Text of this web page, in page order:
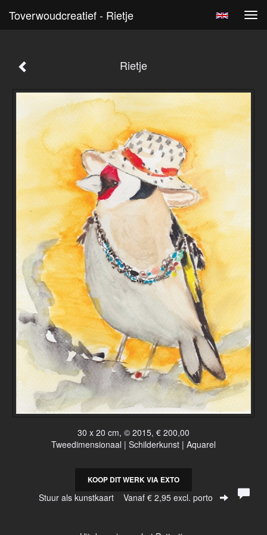
Toverwoudcreatief - Rietje
Rietje
30 x 20 cm, © 2015, € 200,00
Tweedimensionaal | Schilderkunst | Aquarel
KOOP DIT WERK VIA EXTO
Stuur als kunstkaart Vanaf € 2,95 excl. porto